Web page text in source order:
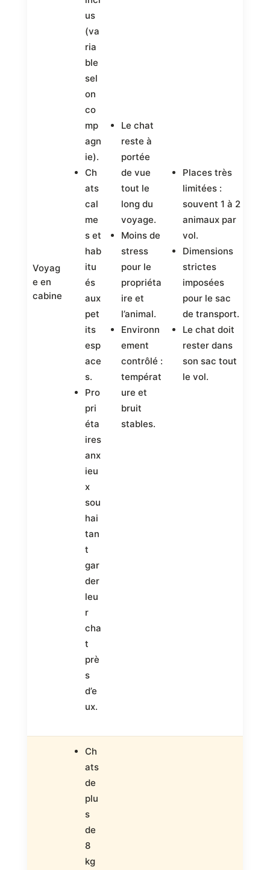
Voyag
e en
cabine
us
(va
ria
ble
sel
on
co
mp
agn
ie).
Ch
ats
cal
me
s et
hab
itu
és
aux
pet
its
esp
ace
s.
Pro
pri
éta
ires
anx
ieu
x
sou
hai
tan
t
gar
der
leu
r
cha
t
prè
s
d’e
ux.
Le chat
reste à
portée
de vue
tout le
long du
voyage.
Moins de
stress
pour le
propriéta
ire et
l’animal.
Environn
ement
contrôlé :
températ
ure et
bruit
stables.
Places très
limitées :
souvent 1 à 2
animaux par
vol.
Dimensions
strictes
imposées
pour le sac
de transport.
Le chat doit
rester dans
son sac tout
le vol.
Ch
ats
de
plu
s
de
8
kg